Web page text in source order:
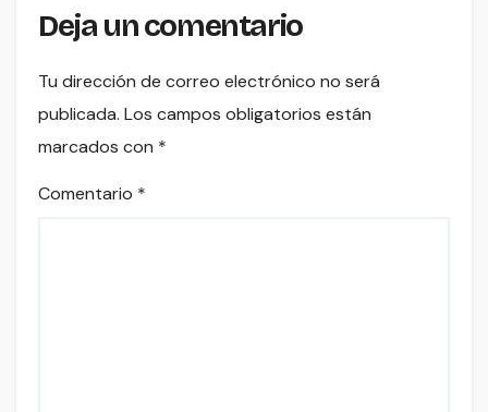
Deja un comentario
Tu dirección de correo electrónico no será
publicada. Los campos obligatorios están
marcados con *
Comentario *